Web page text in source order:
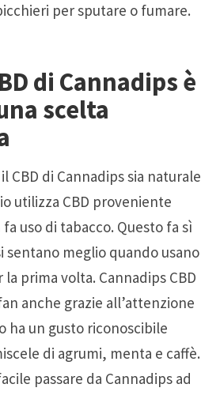
per sputare o fumare.
di Cannadips è
scelta
CBD di Cannadips sia naturale
utilizza CBD proveniente
uso di tabacco. Questo fa sì
sentano meglio quando usano
la prima volta. Cannadips CBD
anche grazie all’attenzione
ha un gusto riconoscibile
di agrumi, menta e caffè.
passare da Cannadips ad